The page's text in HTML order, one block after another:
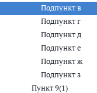
Подпункт в
Подпункт г
Подпункт д
Подпункт е
Подпункт ж
Подпункт з
Пункт 9(1)